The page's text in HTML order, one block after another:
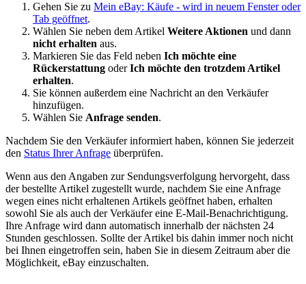
Gehen Sie zu Mein eBay: Käufe - wird in neuem Fenster oder
Tab geöffnet.
Wählen Sie neben dem Artikel Weitere Aktionen und dann
nicht erhalten aus.
Markieren Sie das Feld neben Ich möchte eine
Rückerstattung oderIch möchte den trotzdem Artikel
erhalten.
Sie können außerdem eine Nachricht an den Verkäufer
hinzufügen.
Wählen Sie Anfrage senden.
Nachdem Sie den Verkäufer informiert haben, können Sie jederzeit
den Status Ihrer Anfrage überprüfen.
Wenn aus den Angaben zur Sendungsverfolgung hervorgeht, dass
der bestellte Artikel zugestellt wurde, nachdem Sie eine Anfrage
wegen eines nicht erhaltenen Artikels geöffnet haben, erhalten
sowohl Sie als auch der Verkäufer eine E-Mail-Benachrichtigung.
Ihre Anfrage wird dann automatisch innerhalb der nächsten 24
Stunden geschlossen. Sollte der Artikel bis dahin immer noch nicht
bei Ihnen eingetroffen sein, haben Sie in diesem Zeitraum aber die
Möglichkeit, eBay einzuschalten.